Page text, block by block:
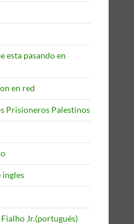
esta pasando en
en red
Prisioneros Palestinos
ingles
Jr.(portugués)